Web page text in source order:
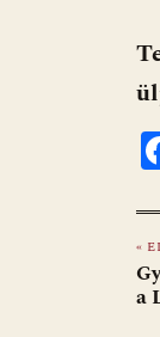
«
a